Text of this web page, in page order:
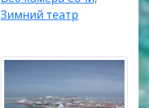
Зимний театр